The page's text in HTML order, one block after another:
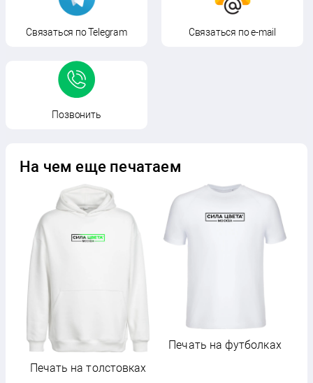
Связаться по Telegram Связаться по e-mail
Позвонить
На чем еще печатаем
Печать на толстовках
Печать на футболках